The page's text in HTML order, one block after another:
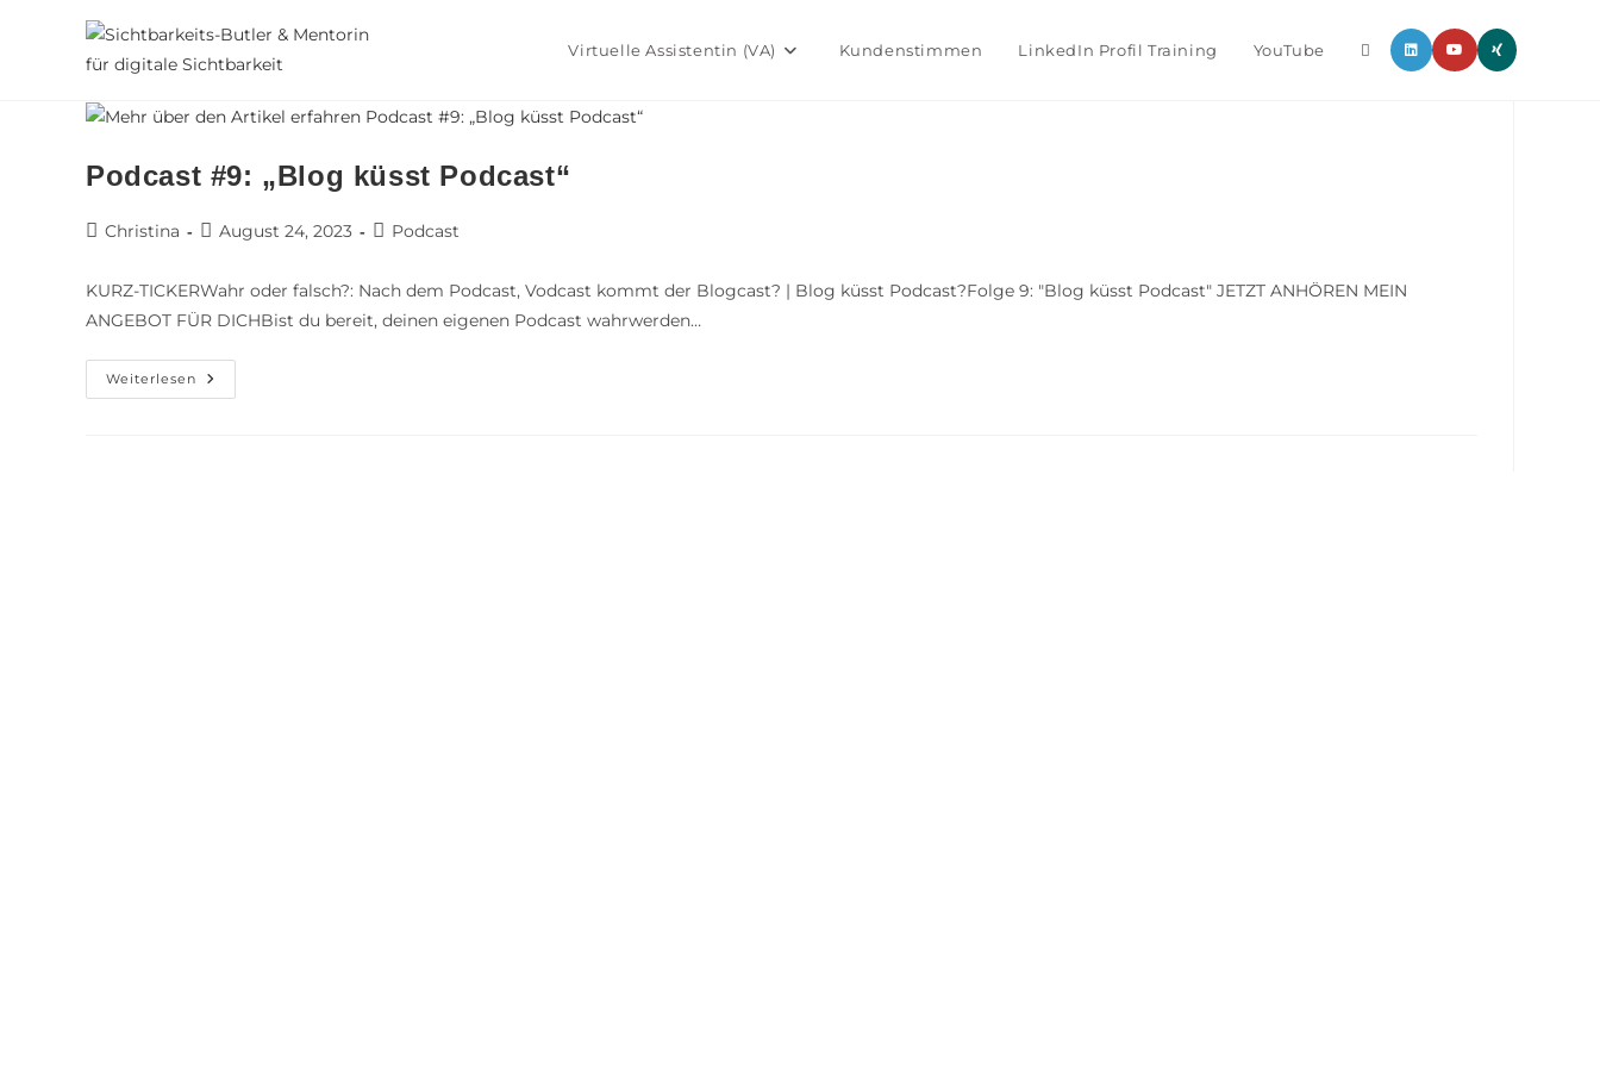
Virtuelle Assistentin (VA) Kundenstimmen LinkedIn Profil Training YouTube
Podcast #9: „Blog küsst Podcast“
Christina August 24, 2023 Podcast
KURZ-TICKERWahr oder falsch?: Nach dem Podcast, Vodcast kommt der Blogcast? | Blog küsst Podcast?Folge 9: "Blog küsst Podcast" JETZT ANHÖREN MEIN
ANGEBOT FÜR DICHBist du bereit, deinen eigenen Podcast wahrwerden…
Weiterlesen